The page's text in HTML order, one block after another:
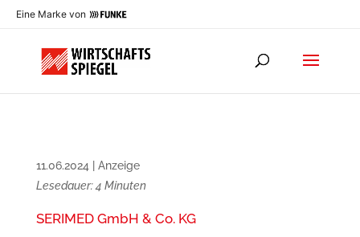
Eine Marke von
11.06.2024
Anzeige
Lesedauer: 4 Minuten
SERIMED GmbH & Co. KG